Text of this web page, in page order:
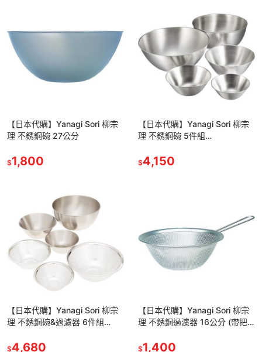
【日本代購】Yanagi Sori 柳宗
理 不銹鋼碗 27公分
$1,800
【日本代購】Yanagi Sori 柳宗
理 不銹鋼碗 5件組
$4,150
【日本代購】Yanagi Sori 柳宗
理 不銹鋼碗&過濾器 6件組
$4,680
【日本代購】Yanagi Sori 柳宗
理 不銹鋼過濾器 16公分 (帶把
$1,400